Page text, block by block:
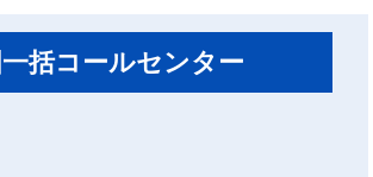
括コールセンター